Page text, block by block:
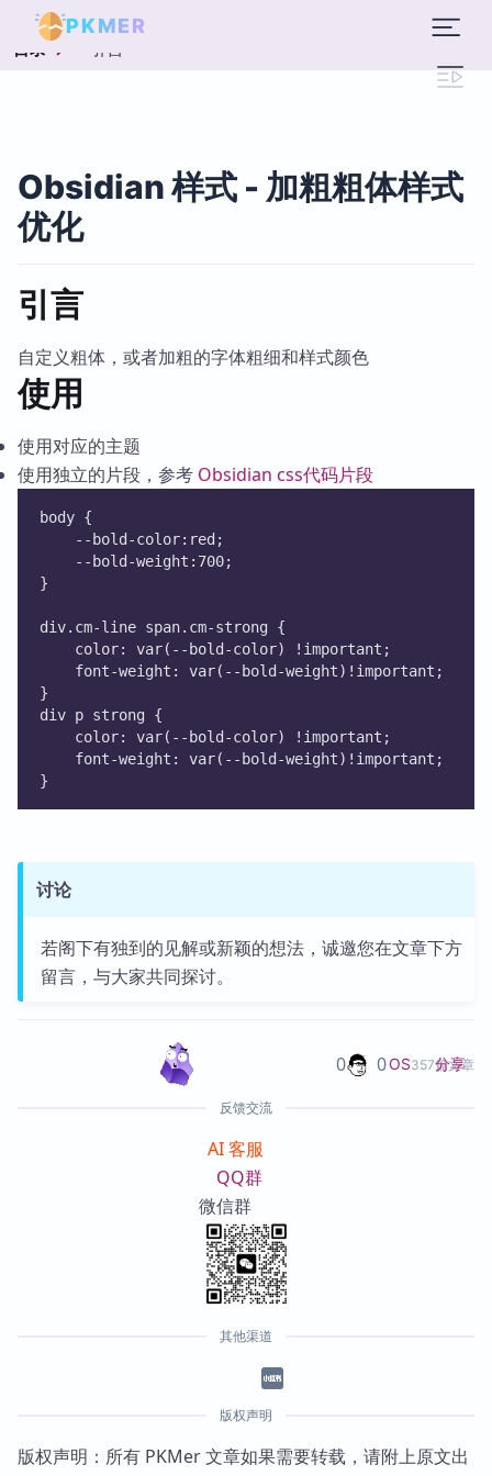
PKMER
目录 引言
Obsidian 样式 - 加粗粗体样式
优化
引言
自定义粗体，或者加粗的字体粗细和样式颜色
使用
使用对应的主题
使用独立的片段，参考 Obsidian css代码片段
body {
    --bold-color:red;
    --bold-weight:700;
}
div.cm-line span.cm-strong {
	color: var(--bold-color) !important;
	font-weight: var(--bold-weight)!important;
}
div p strong {
	color: var(--bold-color) !important;
	font-weight: var(--bold-weight)!important;
}
讨论
若阁下有独到的见解或新颖的想法，诚邀您在文章下方
留言，与大家共同探讨。
OS357篇文章
0 0 分享
反馈交流
AI 客服
QQ群
微信群
其他渠道
版权声明
版权声明：所有 PKMer 文章如果需要转载，请附上原文出